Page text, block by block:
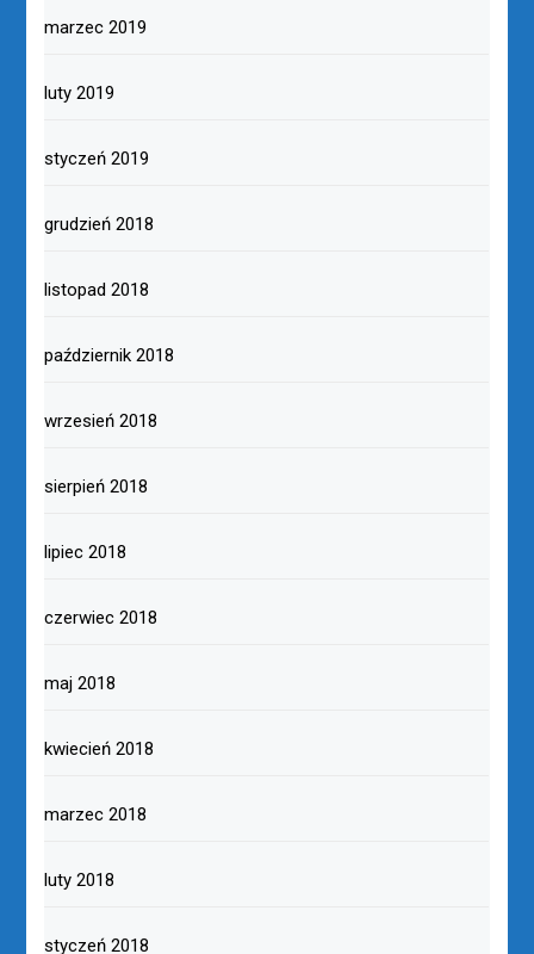
marzec 2019
luty 2019
styczeń 2019
grudzień 2018
listopad 2018
październik 2018
wrzesień 2018
sierpień 2018
lipiec 2018
czerwiec 2018
maj 2018
kwiecień 2018
marzec 2018
luty 2018
styczeń 2018